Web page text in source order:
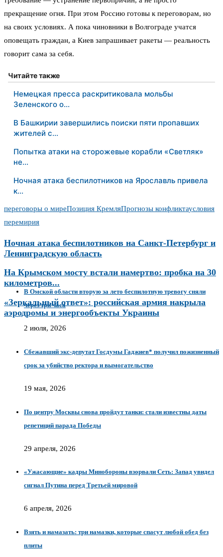
прекращение огня. При этом Россию готовы к переговорам, но
на своих условиях. А пока чиновники в Волгограде учатся
оповещать граждан, а Киев запрашивает ракеты — реальность
говорит сама за себя.
Читайте также
Немецкая пресса раскритиковала мольбы
Зеленского о…
В Башкирии завершились поиски пяти пропавших
жителей с…
Попытка атаки на сторожевые корабли «Светляк»
не…
Ночная атака беспилотников на Ярославль привела
к…
переговоры о миреПозиция КремляПрогнозы конфликтаусловия
перемирия
Ночная атака беспилотников на Санкт-Петербург и
Ленинградскую область
На Крымском мосту встали намертво: пробка на 30
километров...
«Зеркальный ответ»: российская армия накрыла
аэродромы и энергообъекты Украины
В Омской области вторую за лето беспилотную тревогу сняли
через три часа
2 июля, 2026
Сбежавший экс-депутат Госдумы Гаджиев* получил пожизненный
срок за убийство ректора и вымогательство
19 мая, 2026
По центру Москвы снова пройдут танки: стали известны даты
репетиций парада Победы
29 апреля, 2026
«Ужасающие» кадры Минобороны взорвали Сеть: Запад увидел
сигнал Путина перед Третьей мировой
6 апреля, 2026
Взять и намазать: три намазки, которые спасут любой обед без
плиты